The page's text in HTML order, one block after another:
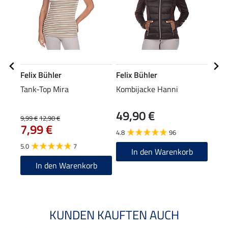
Felix Bühler
Tank-Top Mira
9,99 €12,90 €
7,99 €
5.0 7
In den Warenkorb
Felix Bühler
Kombijacke Hanni
49,90 €
4.8 96
In den Warenkorb
KUNDEN KAUFTEN AUCH